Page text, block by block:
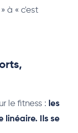
à « c'est
le fitness : les
linéaire. Ils se